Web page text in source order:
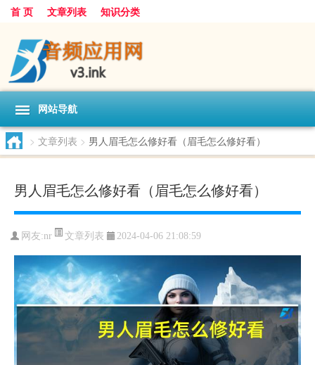
首 页 文章列表 知识分类
网站导航
> 文章列表 > 男人眉毛怎么修好看（眉毛怎么修好看）
男人眉毛怎么修好看（眉毛怎么修好看）
网友:nr 文章列表 2024-04-06 21:08:59